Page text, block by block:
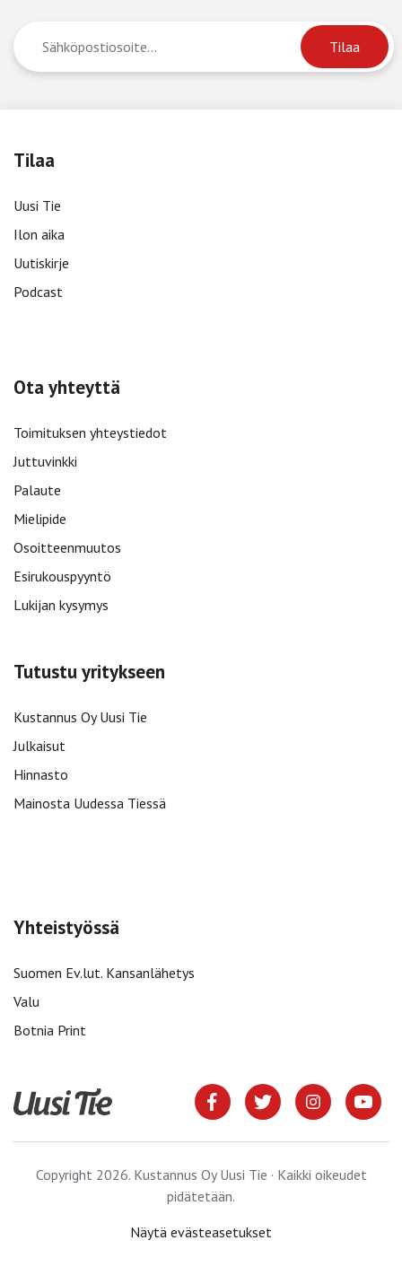
Tilaa
Uusi Tie
Ilon aika
Uutiskirje
Podcast
Ota yhteyttä
Toimituksen yhteystiedot
Juttuvinkki
Palaute
Mielipide
Osoitteenmuutos
Esirukouspyyntö
Lukijan kysymys
Tutustu yritykseen
Kustannus Oy Uusi Tie
Julkaisut
Hinnasto
Mainosta Uudessa Tiessä
Yhteistyössä
Suomen Ev.lut. Kansanlähetys
Valu
Botnia Print
Copyright 2026. Kustannus Oy Uusi Tie · Kaikki oikeudet
pidätetään.
Näytä evästeasetukset